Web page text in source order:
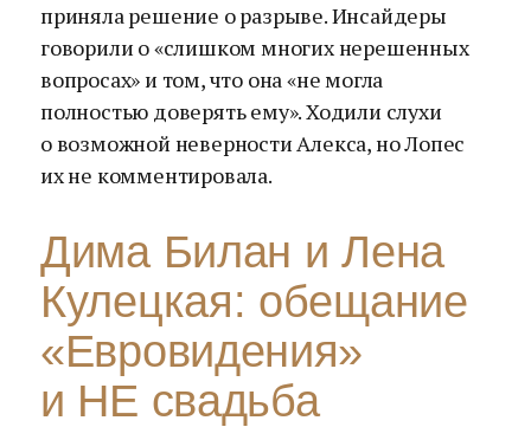
приняла решение о разрыве. Инсайдеры
говорили о «слишком многих нерешенных
вопросах» и том, что она «не могла
полностью доверять ему». Ходили слухи
о возможной неверности Алекса, но Лопес
их не комментировала.
Дима Билан и Лена
Кулецкая: обещание
«Евровидения»
и НЕ свадьба